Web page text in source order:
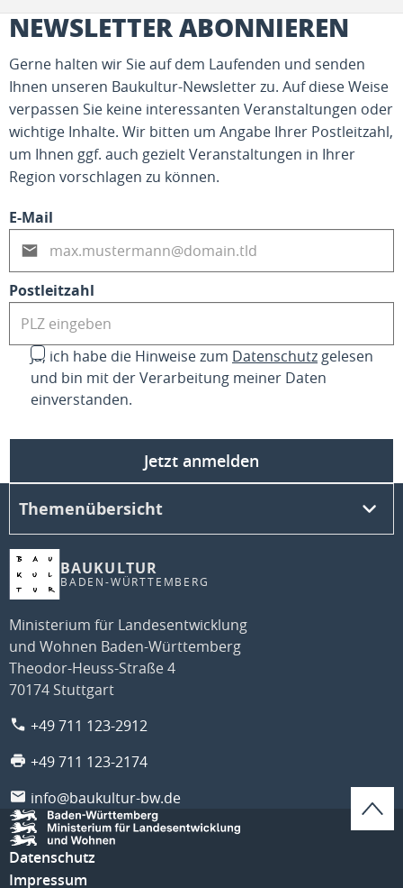
NEWSLETTER ABONNIEREN
Gerne halten wir Sie auf dem Laufenden und senden
Ihnen unseren Baukultur-Newsletter zu. Auf diese Weise
verpassen Sie keine interessanten Veranstaltungen oder
wichtige Inhalte. Wir bitten um Angabe Ihrer Postleitzahl,
um Ihnen ggf. auch gezielt Veranstaltungen in Ihrer
Region vorschlagen zu können.
E-Mail
Postleitzahl
Ja, ich habe die Hinweise zum Datenschutz gelesen
und bin mit der Verarbeitung meiner Daten
einverstanden.
Jetzt anmelden
BAUKULTUR
BADEN-WÜRTTEMBERG
Ministerium für Landesentwicklung
und Wohnen Baden-Württemberg
Theodor-Heuss-Straße 4
70174 Stuttgart
+49 711 123-2912
+49 711 123-2174
info@baukultur-bw.de
Themenübersicht
Datenschutz
Impressum